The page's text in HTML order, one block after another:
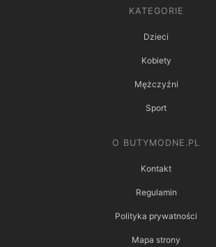
KATEGORIE
Dzieci
Kobiety
Mężczyźni
Sport
O BUTYMODNE.PL
Kontakt
Regulamin
Polityka prywatności
Mapa strony